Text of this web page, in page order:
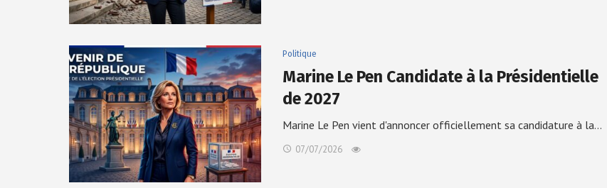
Politique
Marine Le Pen Candidate à la Présidentielle
de 2027
Marine Le Pen vient d'annoncer officiellement sa candidature à la…
07/07/2026